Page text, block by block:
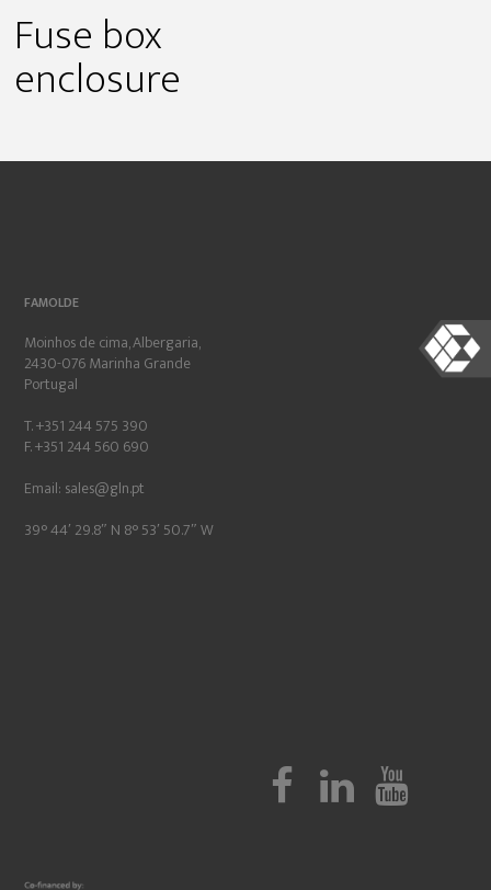
Fuse box
enclosure
FAMOLDE
Moinhos de cima, Albergaria,
2430-076 Marinha Grande
Portugal
T. +351 244 575 390
F. +351 244 560 690
Email: sales@gln.pt
39° 44′ 29.8″ N 8° 53′ 50.7″ W